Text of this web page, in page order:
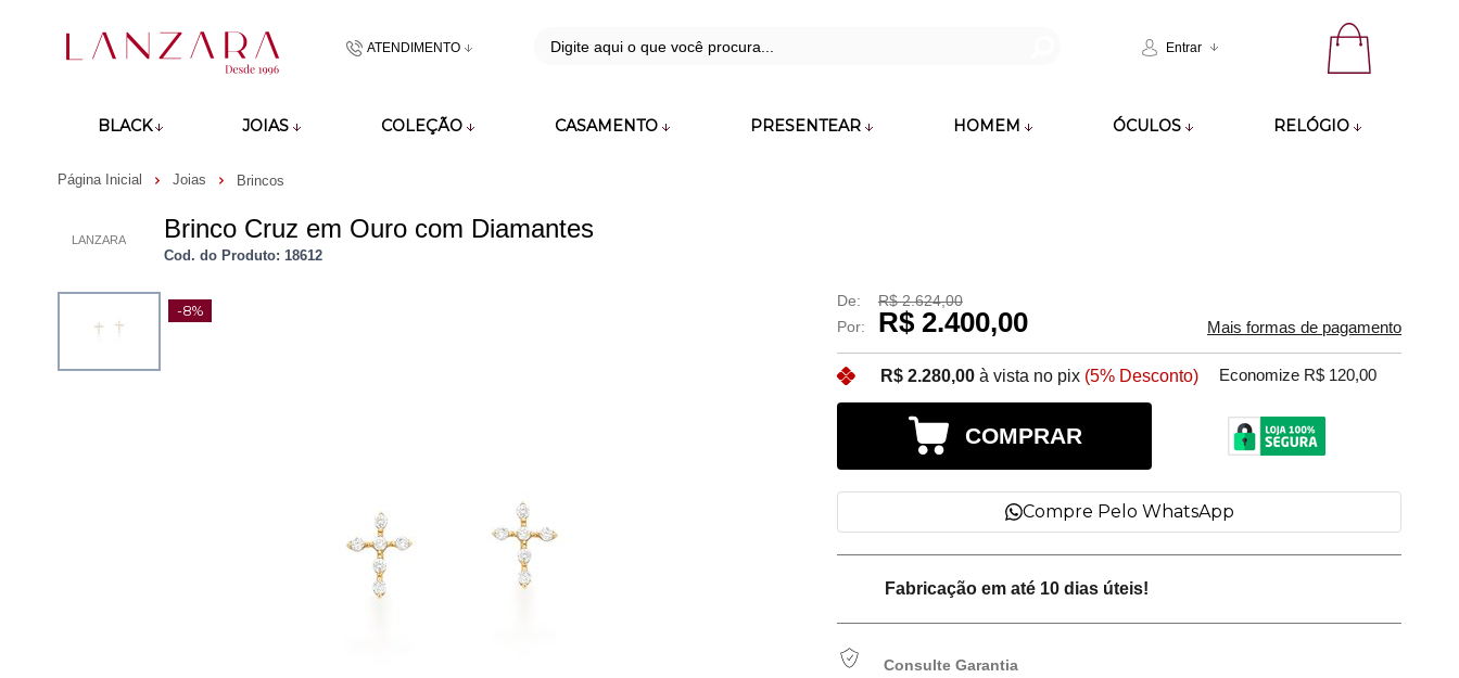
ATENDIMENTO
(48)991860142
Entrar
BLACK JOIAS COLEÇÃO CASAMENTO PRESENTEAR HOMEM ÓCULOS RELÓGIO
Página Inicial Joias Brincos
LANZARA Brinco Cruz em Ouro com Diamantes
Cod. do Produto: 18612
-8%
De:
R$ 2.624,00
Por:
R$ 2.400,00 Mais formas de pagamento
R$ 2.280,00à vista no pix (5% Desconto) Economize R$ 120,00
COMPRAR
Compre Pelo WhatsApp
Fabricação em até 10 dias úteis!
Consulte Garantia